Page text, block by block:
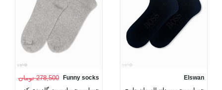
Elswan
Funny socks 278,500 تومان